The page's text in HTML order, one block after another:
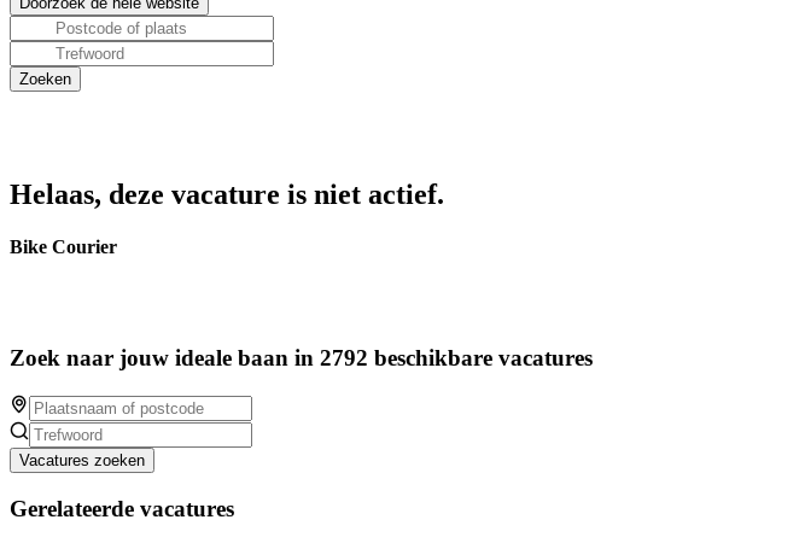
Helaas, deze vacature is niet actief.
Bike Courier
Zoek naar jouw ideale baan in 2792 beschikbare vacatures
Vacatures zoeken
Gerelateerde vacatures